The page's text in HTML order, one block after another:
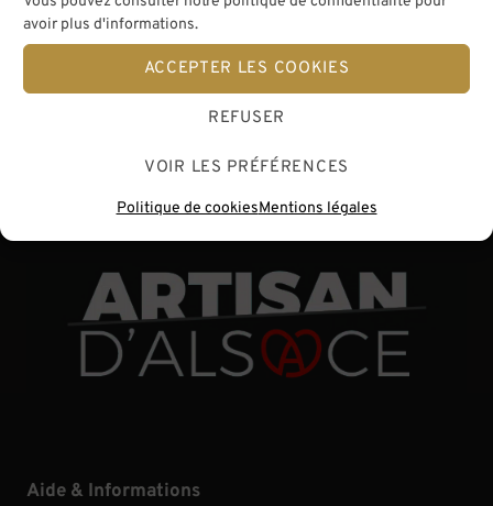
avoir plus d'informations.
ACCEPTER LES COOKIES
REFUSER
VOIR LES PRÉFÉRENCES
Politique de cookiesMentions légales
Aide & Informations